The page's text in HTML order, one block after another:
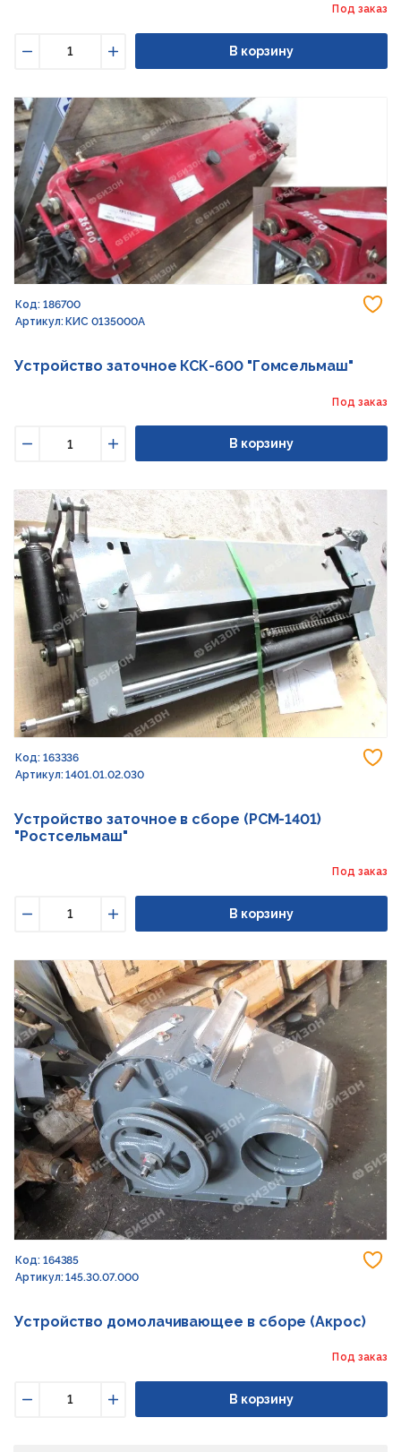
Под заказ
Увеличить
В корзину
Код: 186700
Артикул: КИС 0135000А
Устройство заточное КСК-600 "Гомсельмаш"
Под заказ
Увеличить
В корзину
Код: 163336
Артикул: 1401.01.02.030
Устройство заточное в сборе (РСМ-1401)
"Ростсельмаш"
Под заказ
Увеличить
В корзину
Код: 164385
Артикул: 145.30.07.000
Устройство домолачивающее в сборе (Акрос)
Под заказ
Увеличить
В корзину